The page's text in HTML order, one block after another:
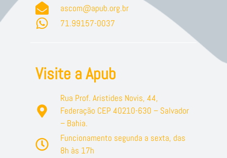
ascom@apub.org.br
71.99157-0037
Visite a Apub
Rua Prof. Aristides Novis, 44,
Federação CEP 40210-630 – Salvador
– Bahia.
Funcionamento segunda a sexta, das
8h às 17h